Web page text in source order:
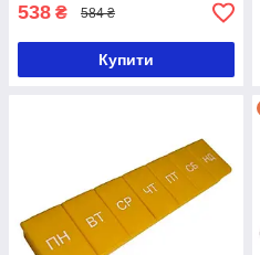
538 ₴ 584 ₴
Купити